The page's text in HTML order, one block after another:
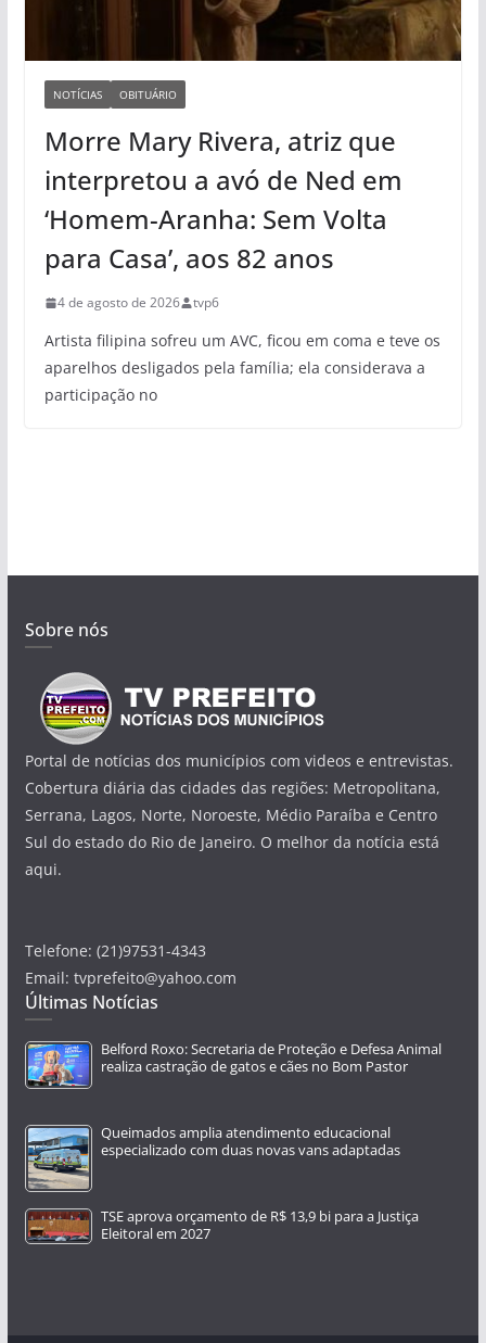
NOTÍCIAS OBITUÁRIO
Morre Mary Rivera, atriz que
interpretou a avó de Ned em
‘Homem-Aranha: Sem Volta
para Casa’, aos 82 anos
4 de agosto de 2026 tvp6
Artista filipina sofreu um AVC, ficou em coma e teve os
aparelhos desligados pela família; ela considerava a
participação no
Sobre nós
Portal de notícias dos municípios com videos e entrevistas.
Cobertura diária das cidades das regiões: Metropolitana,
Serrana, Lagos, Norte, Noroeste, Médio Paraíba e Centro
Sul do estado do Rio de Janeiro. O melhor da notícia está
aqui.
Telefone: (21)97531-4343
Email: tvprefeito@yahoo.com
Últimas Notícias
Belford Roxo: Secretaria de Proteção e Defesa Animal
realiza castração de gatos e cães no Bom Pastor
Queimados amplia atendimento educacional
especializado com duas novas vans adaptadas
TSE aprova orçamento de R$ 13,9 bi para a Justiça
Eleitoral em 2027